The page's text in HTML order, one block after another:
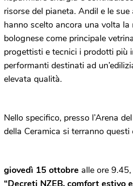
risorse del pianeta. Andil e le
hanno scelto ancora una volta la
bolognese come principale
progettisti e tecnici i prodotti più
performanti destinati ad
elevata qualità.
Nello specifico, presso l’Arena
della Ceramica si terranno questi
giovedì 15 ottobre alle ore
“Decreti NZEB, comfort estivo